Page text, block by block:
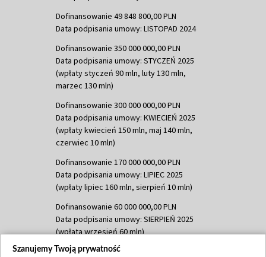
Dofinansowanie 49 848 800,00 PLN
Data podpisania umowy: LISTOPAD 2024
Dofinansowanie 350 000 000,00 PLN
Data podpisania umowy: STYCZEŃ 2025
(wpłaty styczeń 90 mln, luty 130 mln,
marzec 130 mln)
Dofinansowanie 300 000 000,00 PLN
Data podpisania umowy: KWIECIEŃ 2025
(wpłaty kwiecień 150 mln, maj 140 mln,
czerwiec 10 mln)
Dofinansowanie 170 000 000,00 PLN
Data podpisania umowy: LIPIEC 2025
(wpłaty lipiec 160 mln, sierpień 10 mln)
Dofinansowanie 60 000 000,00 PLN
Data podpisania umowy: SIERPIEŃ 2025
(wpłata wrzesień 60 mln)
Dofinansowanie 635 783 051,21 PLN
Szanujemy Twoją prywatność